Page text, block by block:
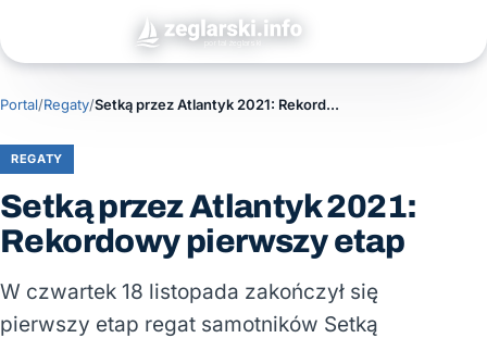
Portal/Regaty/ Setką przez Atlantyk 2021: Rekordowy pierwszy etap
REGATY
Setką przez Atlantyk 2021:
Rekordowy pierwszy etap
W czwartek 18 listopada zakończył się
pierwszy etap regat samotników Setką